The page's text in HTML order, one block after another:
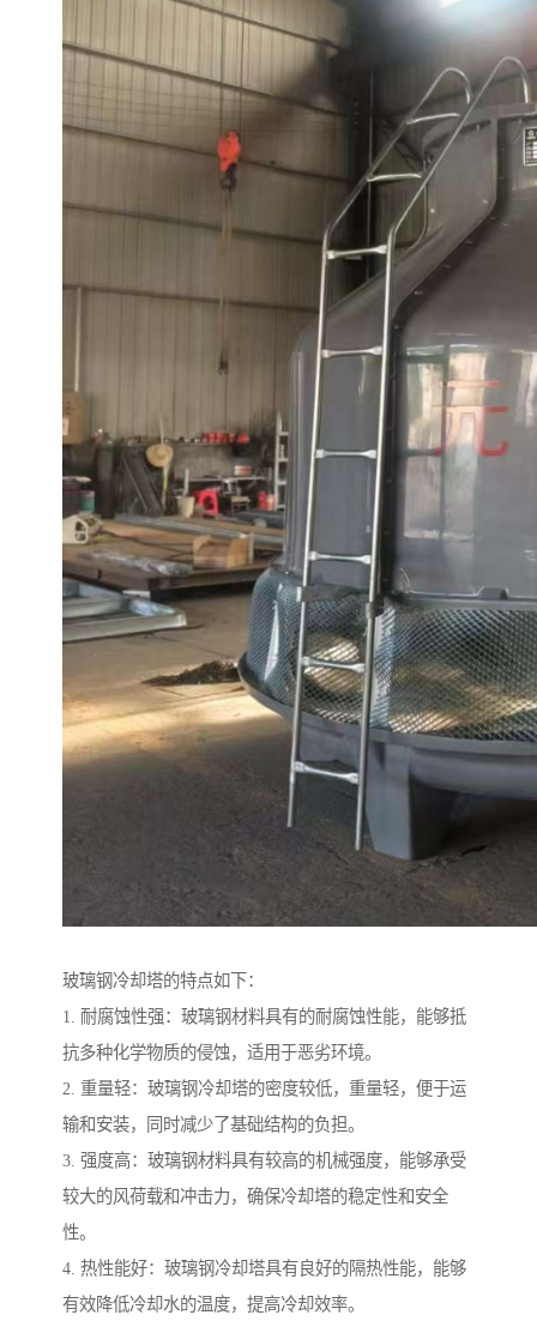
玻璃钢冷却塔的特点如下：
1. 耐腐蚀性强：玻璃钢材料具有的耐腐蚀性能，能够抵
抗多种化学物质的侵蚀，适用于恶劣环境。
2. 重量轻：玻璃钢冷却塔的密度较低，重量轻，便于运
输和安装，同时减少了基础结构的负担。
3. 强度高：玻璃钢材料具有较高的机械强度，能够承受
较大的风荷载和冲击力，确保冷却塔的稳定性和安全
性。
4. 热性能好：玻璃钢冷却塔具有良好的隔热性能，能够
有效降低冷却水的温度，提高冷却效率。